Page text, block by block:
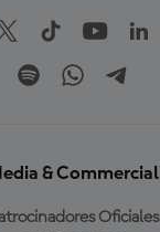
& Commercial
Oficiales